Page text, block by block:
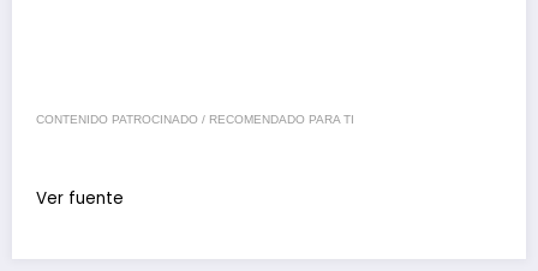
CONTENIDO PATROCINADO / RECOMENDADO PARA TI
Ver fuente